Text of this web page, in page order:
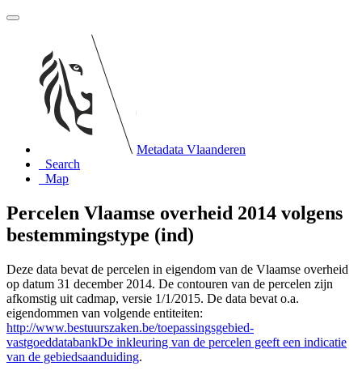
Metadata Vlaanderen
Search
Map
Percelen Vlaamse overheid 2014 volgens
bestemmingstype (ind)
Deze data bevat de percelen in eigendom van de Vlaamse overheid
op datum 31 december 2014. De contouren van de percelen zijn
afkomstig uit cadmap, versie 1/1/2015. De data bevat o.a.
eigendommen van volgende entiteiten:
http://www.bestuurszaken.be/toepassingsgebied-
vastgoeddatabankDe inkleuring van de percelen geeft een indicatie
van de gebiedsaanduiding.